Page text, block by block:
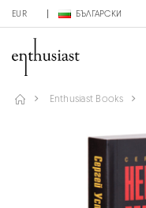
EUR БЪЛГАРСКИ
Enthusiast Books